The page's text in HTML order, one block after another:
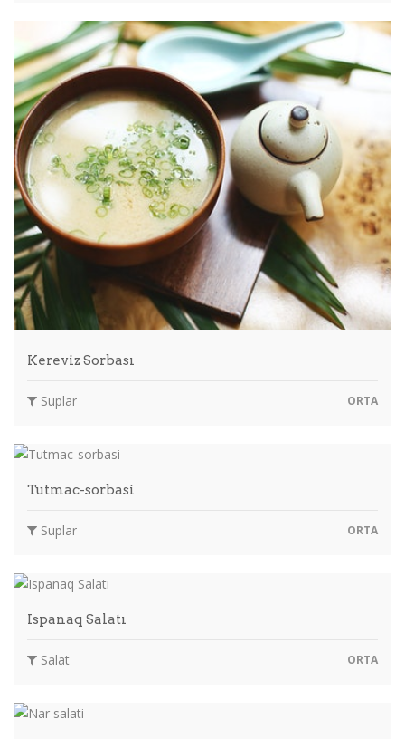
Kereviz Sorbası
Suplar ORTA
Tutmac-sorbasi
Suplar ORTA
Ispanaq Salatı
Salat ORTA